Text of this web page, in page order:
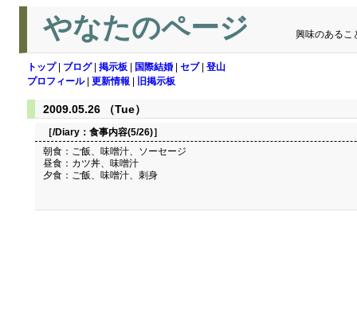
やなたのページ 興味のあるこ
トップ| ブログ| 掲示板 国際結婚 セブ| 登山
プロフィール| 更新情報 旧掲示板
2009.05.26 （Tue）
［/Diary： 食事内容(5/26)］
朝食：ご飯、味噌汁、ソーセージ
昼食：カツ丼、味噌汁
夕食：ご飯、味噌汁、刺身